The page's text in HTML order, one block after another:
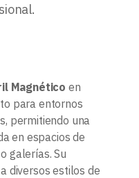
Magnético en
para entornos
permitiendo una
en espacios de
galerías. Su
diversos estilos de